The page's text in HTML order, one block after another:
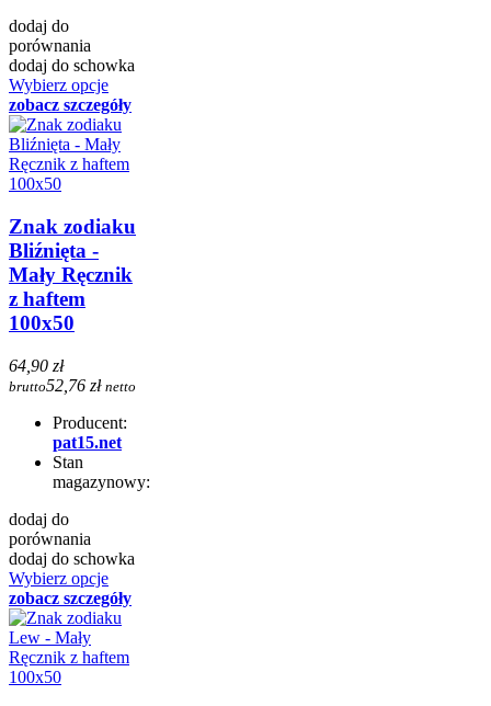
dodaj do
porównania
dodaj do schowka
Wybierz opcje
zobacz szczegóły
Znak zodiaku
Bliźnięta -
Mały Ręcznik
z haftem
100x50
64,90 zł
brutto52,76 zł netto
Producent:
pat15.net
Stan
magazynowy:
dodaj do
porównania
dodaj do schowka
Wybierz opcje
zobacz szczegóły